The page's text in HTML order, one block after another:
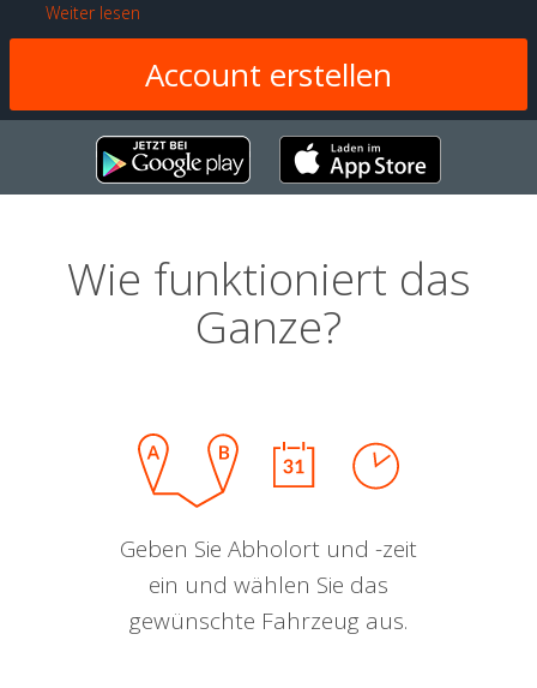
Weiter lesen
Wie funktioniert das
Ganze?
Geben Sie Abholort und -zeit
ein und wählen Sie das
gewünschte Fahrzeug aus.